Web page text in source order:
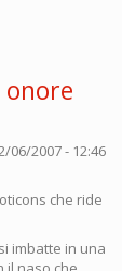
06/2007 - 12:46
che ride
imbatte in una